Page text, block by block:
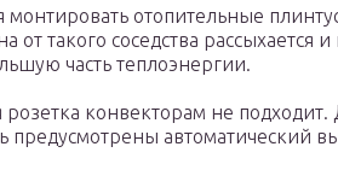
монтировать отопительные
от такого соседства рассыхается
часть теплоэнергии.
розетка конвекторам не подходит.
предусмотрены автоматический